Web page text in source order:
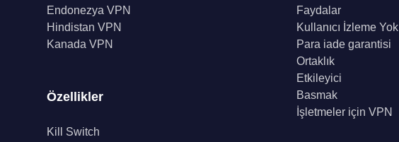
Endonezya VPN
Hindistan VPN
Kanada VPN
Özellikler
Kill Switch
Faydalar
Kullanıcı İzleme Yok
Para iade garantisi
Ortaklık
Etkileyici
Basmak
İşletmeler için VPN